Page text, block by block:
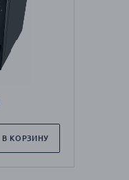
В КОРЗИНУ